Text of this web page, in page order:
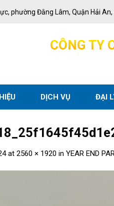
phường Đằng Lâm, Quận Hải
CÔNG TY
DỊCH VỤ ĐẠI
at 2560 × 1920 in YEAR END